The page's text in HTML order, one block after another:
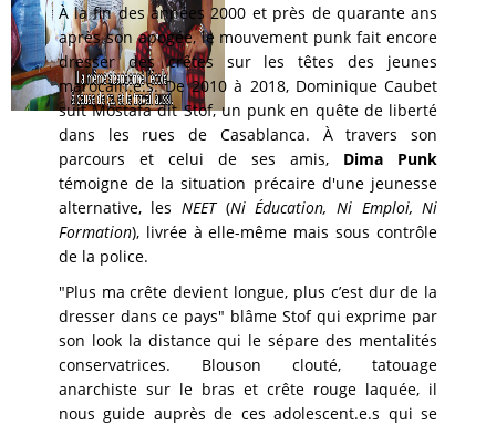
À la fin des années 2000 et près de quarante ans
après son apogée, le mouvement punk fait encore
dresser des crêtes sur les têtes des jeunes
marocain.e.s. De 2010 à 2018, Dominique Caubet
suit Mostafa dit Stof, un punk en quête de liberté
dans les rues de Casablanca. À travers son
parcours et celui de ses amis, Dima Punk
témoigne de la situation précaire d'une jeunesse
alternative, lesNEET(Ni Éducation, Ni Emploi, Ni
Formation), livrée à elle-même mais sous contrôle
de la police.
"Plus ma crête devient longue, plus c’est dur de la
dresser dans ce pays" blâme Stof qui exprime par
son look la distance qui le sépare des mentalités
conservatrices. Blouson clouté, tatouage
anarchiste sur le bras et crête rouge laquée, il
nous guide auprès de ces adolescent.e.s qui se